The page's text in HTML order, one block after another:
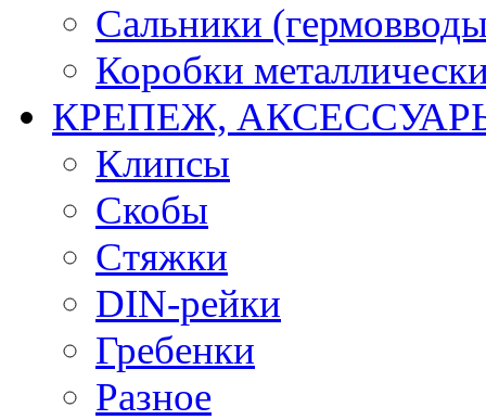
Сальники
Коробки
КРЕПЕЖ,
Клипсы
Скобы
Стяжки
DIN-рейки
Гребенки
Разное